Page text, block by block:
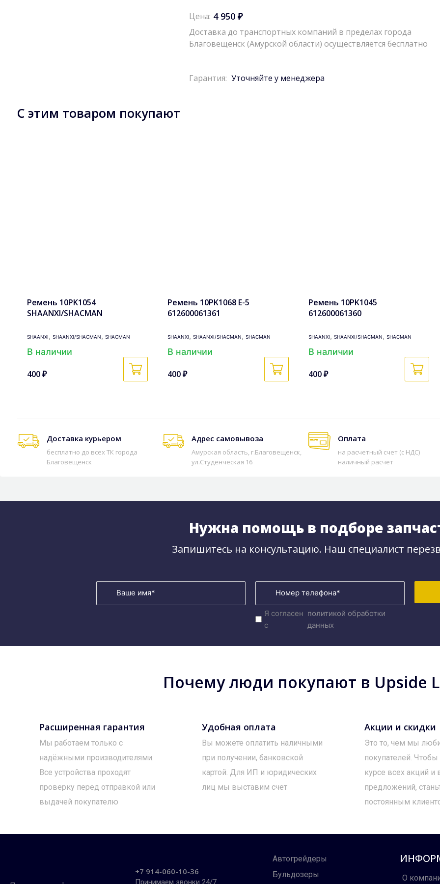
Цена: 4 950 ₽
Доставка до транспортных компаний в пределах города
Благовещенск (Амурской области) осуществляется бесплатно
Гарантия: Уточняйте у менеджера
С этим товаром покупают
Ремень 10PK1054
SHAANXI/SHACMAN
SHAANXI, SHAANXI/SHACMAN, SHACMAN
В наличии
400 ₽
Ремень 10PK1068 Е-5
612600061361
SHAANXI, SHAANXI/SHACMAN, SHACMAN
В наличии
400 ₽
Ремень 10PK1045
612600061360
SHAANXI, SHAANXI/SHACMAN, SHACMAN
В наличии
400 ₽
Доставка курьером
бесплатно до всех ТК города
Благовещенск
Адрес самовывоза
Амурская область, г.Благовещенск,
ул.Студенческая 16
Оплата
на расчетный счет (с НДС)
наличный расчет
Нужна помощь в подборе
Запишитесь на консультацию. Наш специалист
Я согласен
с
политикой обработки
данных
Почему люди покупают в Upside
Расширенная гарантия
Мы работаем только с
надёжными производителями.
Все устройства проходят
проверку перед отправкой или
выдачей покупателю
Удобная оплата
Вы можете оплатить наличными
при получении, банковской
картой. Для ИП и юридических
лиц мы выставим счет
Акции и скидки
Это то, чем мы
покупателей.
курсе всех акций и
предложений,
постоянным
+7 914-060-10-36
Принимаем звонки 24/7
Автогрейдеры
Бульдозеры
О